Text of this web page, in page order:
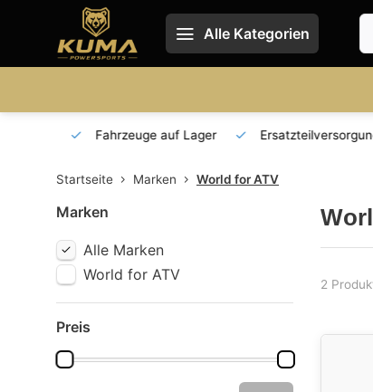
Alle Kategorien
Fahrzeuge auf Lager Ersatzteilversorgung
Startseite Marken World for ATV
Marken
Alle Marken
World for ATV
Preis
2